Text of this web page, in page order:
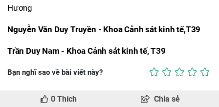
Hương
Nguyễn Văn Duy Truyền - Khoa Cảnh sát kinh tế,T39
Trần Duy Nam - Khoa Cảnh sát kinh tế, T39
Bạn nghĩ sao về bài viết này?
0 Thích Chia sẻ